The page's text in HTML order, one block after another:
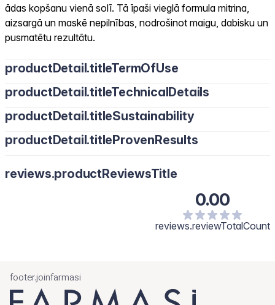
ādas kopšanu vienā solī. Tā īpaši vieglā formula mitrina,
aizsargā un maskē nepilnības, nodrošinot maigu, dabisku un
pusmatētu rezultātu.
productDetail.titleTermOfUse
productDetail.titleTechnicalDetails
productDetail.titleSustainability
productDetail.titleProvenResults
reviews.productReviewsTitle
0.00
reviews.reviewTotalCount
footer.joinfarmasi